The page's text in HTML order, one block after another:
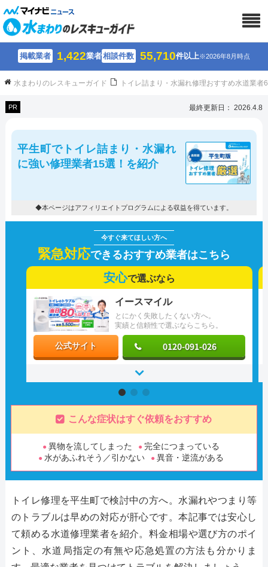
掲載業者 1,422業者相談件数 55,710件以上※2026年8月時点
水まわりのレスキューガイド トイレ詰まり・水漏れ修理おすすめ水道業
PR 最終更新日： 2026.4.8
平生町でトイレ詰まり・水漏れ
に強い修理業者15選！を紹介
◆本ページはアフィリエイトプログラムによる収益を得ています。
緊急対応できるおすすめ業者はこちら
安心で選ぶなら
とにかく失敗したくない方へ。
実績と信頼性で選ぶならこちら。
イースマイル
公式サイト 0120-091-026
こんな症状はすぐ依頼をおすすめ
異物を流してしまった
完全につまっている
水があふれそう／引かない
異音・逆流がある
トイレ修理を平生町で検討中の方へ。水漏れやつまり等
のトラブルは早めの対応が肝心です。本記事では安心し
て頼める水道修理業者を紹介。料金相場や選び方のポイ
ント、水道局指定の有無や応急処置の方法も分かりま